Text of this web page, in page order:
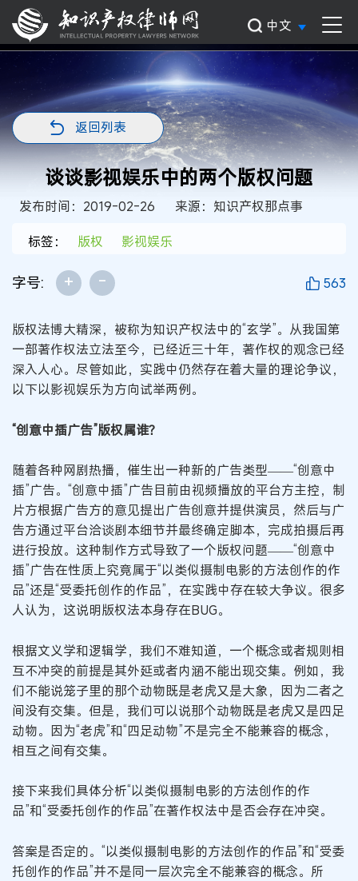
中文
返回列表
谈谈影视娱乐中的两个版权问题
发布时间：2019-02-26
来源：知识产权那点事
标签：
版权 影视娱乐
字号: + - 563
版权法博大精深，被称为知识产权法中的“玄学”。从我国第
一部著作权法立法至今，已经近三十年，著作权的观念已经
深入人心。尽管如此，实践中仍然存在着大量的理论争议，
以下以影视娱乐为方向试举两例。
“创意中插广告”版权属谁？
随着各种网剧热播，催生出一种新的广告类型——“创意中
插”广告。“创意中插”广告目前由视频播放的平台方主控，制
片方根据广告方的意见提出广告创意并提供演员，然后与广
告方通过平台洽谈剧本细节并最终确定脚本，完成拍摄后再
进行投放。这种制作方式导致了一个版权问题——“创意中
插”广告在性质上究竟属于“以类似摄制电影的方法创作的作
品”还是“受委托创作的作品”，在实践中存在较大争议。很多
人认为，这说明版权法本身存在BUG。
根据文义学和逻辑学，我们不难知道，一个概念或者规则相
互不冲突的前提是其外延或者内涵不能出现交集。例如，我
们不能说笼子里的那个动物既是老虎又是大象，因为二者之
间没有交集。但是，我们可以说那个动物既是老虎又是四足
动物。因为“老虎”和“四足动物”不是完全不能兼容的概念，
相互之间有交集。
接下来我们具体分析“以类似摄制电影的方法创作的作
品”和“受委托创作的作品”在著作权法中是否会存在冲突。
答案是否定的。“以类似摄制电影的方法创作的作品”和“受委
托创作的作品”并不是同一层次完全不能兼容的概念。所